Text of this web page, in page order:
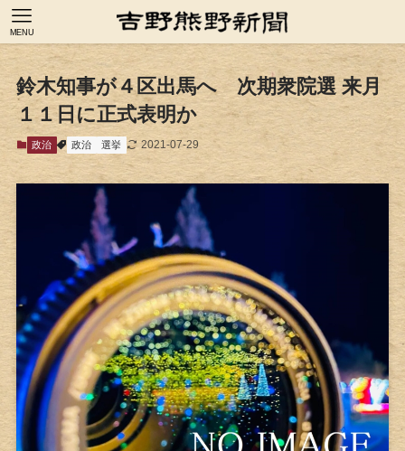
MENU
鈴木知事が４区出馬へ 次期衆院選 来月
１１日に正式表明か
政治 政治 選挙 2021-07-29